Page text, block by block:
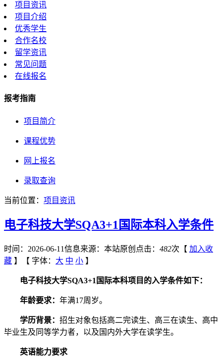
项目资讯
项目介绍
优秀学生
合作名校
留学资讯
常见问题
在线报名
报考指南
项目简介
课程优势
网上报名
录取查询
当前位置： 项目资讯
电子科技大学SQA3+1国际本科入学条件
时间：2026-06-11信息来源：本站原创 点击： 482次 【 加入收
藏 】【 字体： 大 中 小 】
电子科技大学SQA3+1国际本科项目的入学条件如下：
年龄要求： 年满17周岁。
学历背景： 招生对象包括高二完读生、高三在读生、高中
毕业生及同等学力者，以及国内外大学在读学生。
英语能力要求